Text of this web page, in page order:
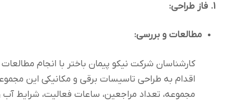
1. فاز طراحی:
مطالعات و بررسی:
کارشناسان شرکت نیکو پیمان باختر با انجام
اقدام به طراحی تاسیسات برقی و مکانیکی این
مجموعه، تعداد مراجعین، ساعات فعالیت، شرایط